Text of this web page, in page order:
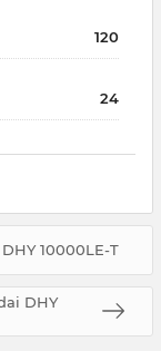
120
24
10000LE-T
DHY